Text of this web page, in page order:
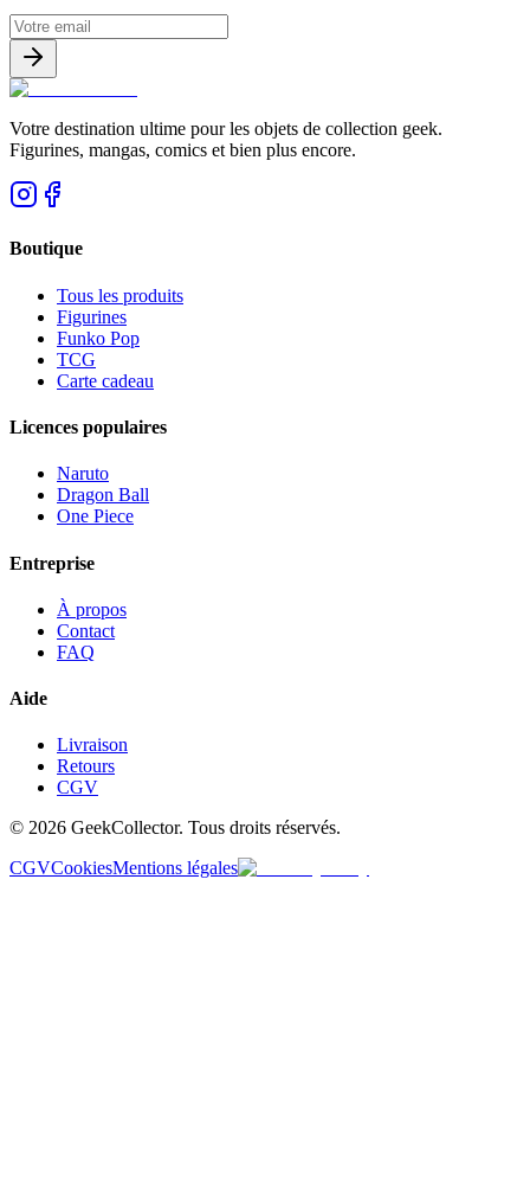
Votre destination ultime pour les objets de collection geek.
Figurines, mangas, comics et bien plus encore.
Boutique
Tous les produits
Figurines
Funko Pop
TCG
Carte cadeau
Licences populaires
Naruto
Dragon Ball
One Piece
Entreprise
À propos
Contact
FAQ
Aide
Livraison
Retours
CGV
© 2026 GeekCollector. Tous droits réservés.
CGVCookiesMentions légales